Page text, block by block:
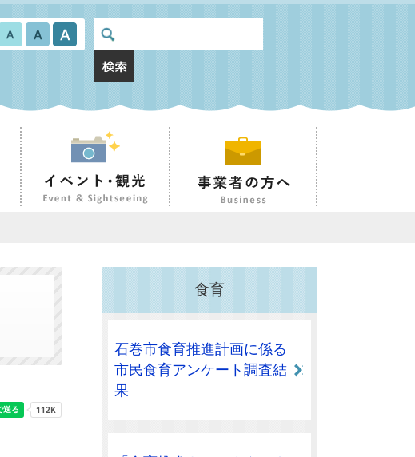
食育
石巻市食育推進計画に係る
市民食育アンケート調査結
果